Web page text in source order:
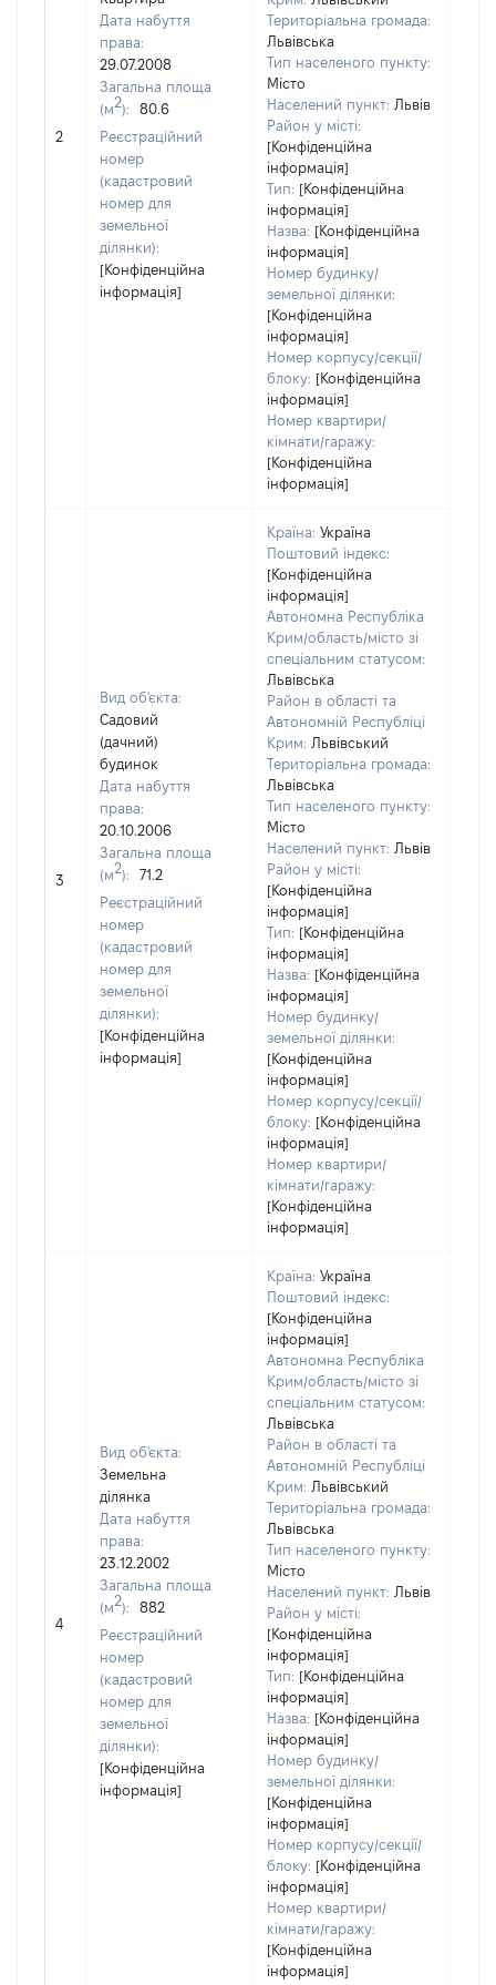
2
Дата набуття
права:
29.07.2008
Загальна площа
(м2):
80.6
Реєстраційний
номер
(кадастровий
номер для
земельної
ділянки):
[Конфіденційна
інформація]
Територіальна громада:
Львівська
Тип населеного пункту:
Місто
Населений пункт: Львів
Район у місті:
[Конфіденційна
інформація]
Тип: [Конфіденційна
інформація]
Назва: [Конфіденційна
інформація]
Номер будинку/
земельної ділянки:
[Конфіденційна
інформація]
Номер корпусу/секції/
блоку: [Конфіденційна
інформація]
Номер квартири/
кімнати/гаражу:
[Конфіденційна
інформація]
3
Вид об'єкта:
Садовий
(дачний)
будинок
Дата набуття
права:
20.10.2006
Загальна площа
(м2):
71.2
Реєстраційний
номер
(кадастровий
номер для
земельної
ділянки):
[Конфіденційна
інформація]
Країна: Україна
Поштовий індекс:
[Конфіденційна
інформація]
Автономна Республіка
Крим/область/місто зі
спеціальним статусом:
Львівська
Район в області та
Автономній Республіці
Крим: Львівський
Територіальна громада:
Львівська
Тип населеного пункту:
Місто
Населений пункт: Львів
Район у місті:
[Конфіденційна
інформація]
Тип: [Конфіденційна
інформація]
Назва: [Конфіденційна
інформація]
Номер будинку/
земельної ділянки:
[Конфіденційна
інформація]
Номер корпусу/секції/
блоку: [Конфіденційна
інформація]
Номер квартири/
кімнати/гаражу:
[Конфіденційна
інформація]
4
Вид об'єкта:
Земельна
ділянка
Дата набуття
права:
23.12.2002
Загальна площа
(м2):
882
Реєстраційний
номер
(кадастровий
номер для
земельної
ділянки):
[Конфіденційна
інформація]
Країна: Україна
Поштовий індекс:
[Конфіденційна
інформація]
Автономна Республіка
Крим/область/місто зі
спеціальним статусом:
Львівська
Район в області та
Автономній Республіці
Крим: Львівський
Територіальна громада:
Львівська
Тип населеного пункту:
Місто
Населений пункт: Львів
Район у місті:
[Конфіденційна
інформація]
Тип: [Конфіденційна
інформація]
Назва: [Конфіденційна
інформація]
Номер будинку/
земельної ділянки:
[Конфіденційна
інформація]
Номер корпусу/секції/
блоку: [Конфіденційна
інформація]
Номер квартири/
кімнати/гаражу:
[Конфіденційна
інформація]